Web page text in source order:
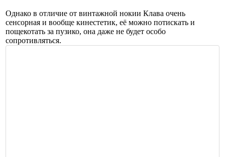
Однако в отличие от винтажной нокии Клава очень
сенсорная и вообще кинестетик, её можно потискать и
пощекотать за пузико, она даже не будет особо
сопротивляться.